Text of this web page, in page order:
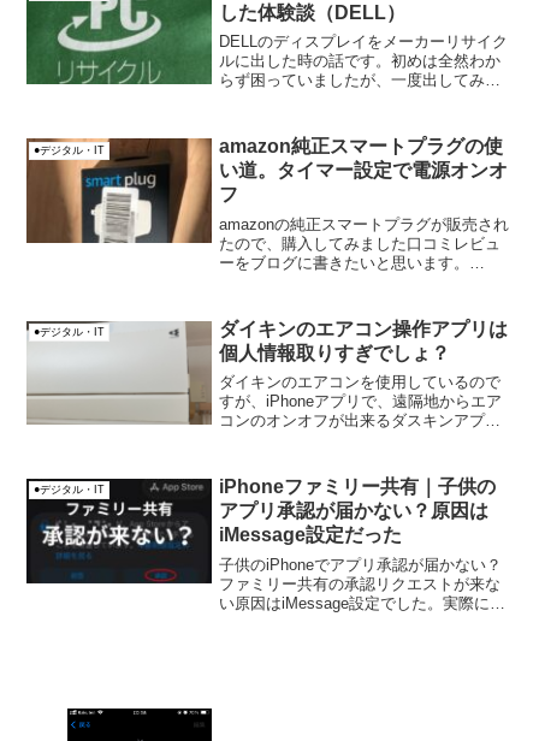
した体験談（DELL）
DELLのディスプレイをメーカーリサイク
ルに出した時の話です。初めは全然わか
らず困っていましたが、一度出してみる
で、悩まず利用した方が良いです。
●デジタル・IT
amazon純正スマートプラグの使
い道。タイマー設定で電源オンオ
フ
amazonの純正スマートプラグが販売され
たので、購入してみました口コミレビュ
ーをブログに書きたいと思います。
録をしなくても使用出来るのが良いです
ね（アマゾンアカ...
●デジタル・IT
ダイキンのエアコン操作アプリは
個人情報取りすぎでしょ？
ダイキンのエアコンを使用しているので
すが、iPhoneアプリで、遠隔地からエア
コンのオンオフが出来るダスキンアプリ
ート操作で来ていたんですけど・・・。
●デジタル・IT
iPhoneファミリー共有｜子供の
アプリ承認が届かない？原因は
iMessage設定だった
子供のiPhoneでアプリ承認が届かない？
ファミリー共有の承認リクエストが来な
い原因はiMessage設定でした。実際に解